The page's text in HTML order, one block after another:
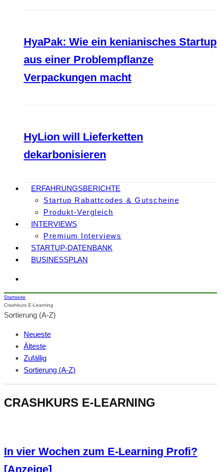
HyaPak: Wie ein kenianisches Startup
aus einer Problempflanze
Verpackungen macht
HyLion will Lieferketten
dekarbonisieren
ERFAHRUNGSBERICHTE
Startup Rabattcodes & Gutscheine
Produkt-Vergleich
INTERVIEWS
Premium Interviews
STARTUP-DATENBANK
BUSINESSPLAN
Startseite
Crashkurs E-Learning
Sortierung (A-Z)
Neueste
Älteste
Zufällig
Sortierung (A-Z)
CRASHKURS E-LEARNING
In vier Wochen zum E-Learning Profi?
[Anzeige]